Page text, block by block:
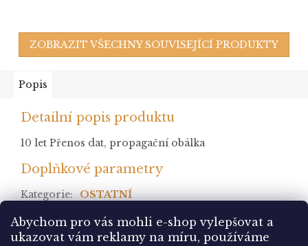
Abychom pro vás mohli e-shop vylepšovat a
ukazovat vám reklamy na míru, používáme
ZOBRAZIT VŠECHNY SOUVISEJÍCÍ PRODUKTY
Popis
Detailní popis produktu
10 let Přenos dat, propagační obálka
Doplňkové parametry
Kategorie: OSTATNÍ